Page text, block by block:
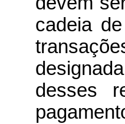
cadeia
desses